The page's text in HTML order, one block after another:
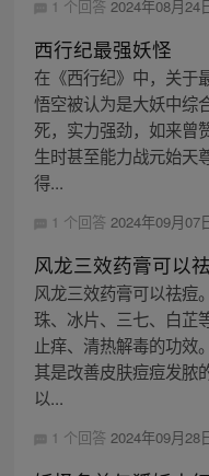
1 个回答 2024年08月24
西行纪最强妖怪
在《西行纪》中，关于
悟空被认为是大妖中综
死，实力强劲，如来曾
生时甚至能力战元始天
得...
1 个回答 2024年09月07
风龙三效药膏可以
风龙三效药膏可以祛痘
珠、冰片、三七、白芷
止痒、清热解毒的功效
其是改善皮肤痘痘发脓
以...
1 个回答 2024年09月28